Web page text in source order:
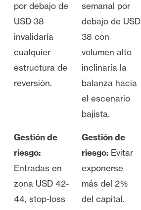
por debajo de
USD 38
invalidaría
cualquier
estructura de
reversión.
semanal por
debajo de USD
38 con
volumen alto
inclinaría la
balanza hacia
el escenario
bajista.
Gestión de
riesgo:
Entradas en
zona USD 42-
44, stop-loss
Gestión de
riesgo: Evitar
exponerse
más del 2%
del capital.